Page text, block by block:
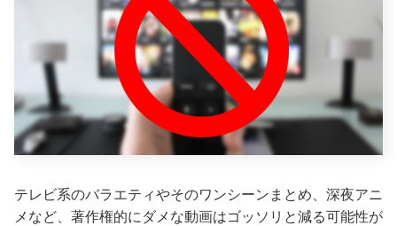
テレビ系のバラエティやそのワンシーンまとめ、深夜アニ
メなど、著作権的にダメな動画はゴッソリと減る可能性が